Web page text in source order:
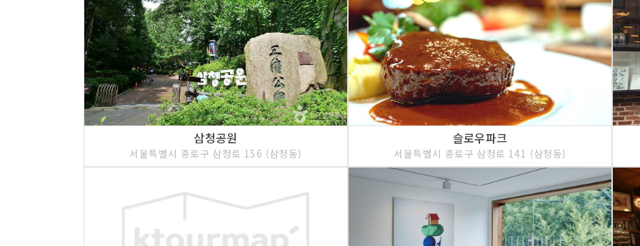
삼청공원
서울특별시 종로구 삼청로 156 (삼청동)
슬로우파크
서울특별시 종로구 삼청로 141 (삼청동)